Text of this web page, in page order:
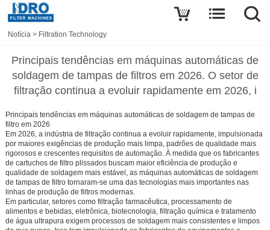
Notícia > Filtration Technology
Principais tendências em máquinas automáticas de
soldagem de tampas de filtros em 2026. O setor de
filtração continua a evoluir rapidamente em 2026, i
Principais tendências em máquinas automáticas de soldagem de tampas de
filtro em 2026
Em 2026, a indústria de filtração continua a evoluir rapidamente, impulsionada
por maiores exigências de produção mais limpa, padrões de qualidade mais
rigorosos e crescentes requisitos de automação. À medida que os fabricantes
de cartuchos de filtro plissados buscam maior eficiência de produção e
qualidade de soldagem mais estável, as máquinas automáticas de soldagem
de tampas de filtro tornaram-se uma das tecnologias mais importantes nas
linhas de produção de filtros modernas.
Em particular, setores como filtração farmacêutica, processamento de
alimentos e bebidas, eletrônica, biotecnologia, filtração química e tratamento
de água ultrapura exigem processos de soldagem mais consistentes e limpos